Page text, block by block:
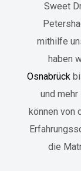
Sweet
mithilfe
haben
Osnabrück
und
können von
die